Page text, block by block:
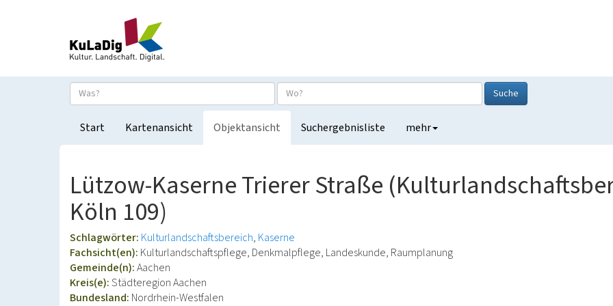
Suche
Start Kartenansicht Objektansicht Suchergebnisliste mehr
Lützow-Kaserne Trierer Straße
Köln 109)
Schlagwörter: Kulturlandschaftsbereich Kaserne
Fachsicht(en): Kulturlandschaftspflege, Denkmalpflege, Landeskunde, Raumplanung
Gemeinde(n):Aachen
Kreis(e):Städteregion Aachen
Bundesland: Nordrhein-Westfalen